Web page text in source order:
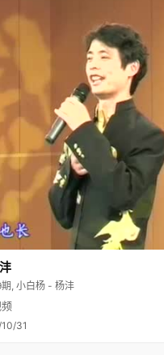
, 小白杨 - 杨沣
31